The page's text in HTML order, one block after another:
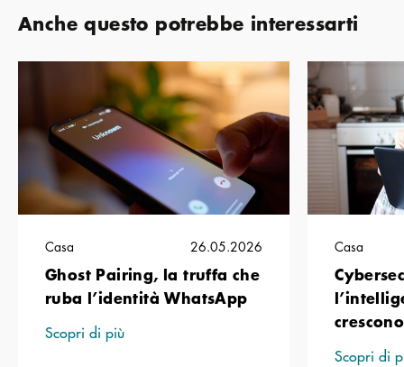
Anche questo potrebbe interessarti
Casa 26.05.2026
Ghost Pairing, la truffa che
ruba l’identità WhatsApp
Scopri di più
Casa
Scopri di